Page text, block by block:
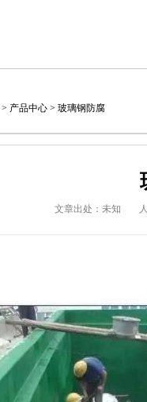
> 产品中心 > 玻璃钢防腐
文章出处：未知